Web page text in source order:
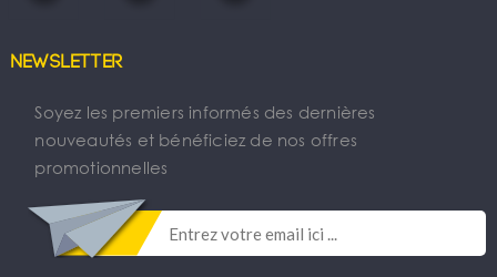
Newsletter
Soyez les premiers informés des dernières
nouveautés et bénéficiez de nos offres
promotionnelles